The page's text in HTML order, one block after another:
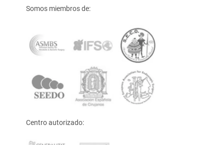
Somos miembros de:
Centro autorizado: